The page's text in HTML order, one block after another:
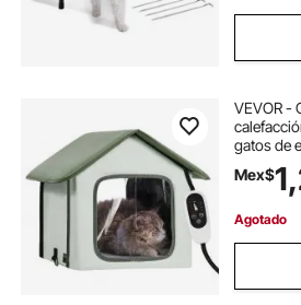
VEVOR -
gatos de
tela
invierno,
Mex$
Agotado